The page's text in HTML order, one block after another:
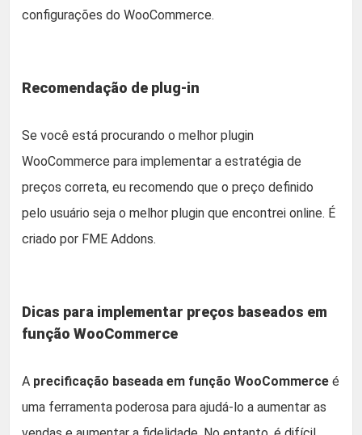
configurações do WooCommerce.
Recomendação de plug-in
Se você está procurando o melhor plugin
WooCommerce para implementar a estratégia de
preços correta, eu recomendo que o preço definido
pelo usuário seja o melhor plugin que encontrei online. É
criado por FME Addons.
Dicas para implementar preços baseados em
função WooCommerce
A precificação baseada em função WooCommerce é
uma ferramenta poderosa para ajudá-lo a aumentar as